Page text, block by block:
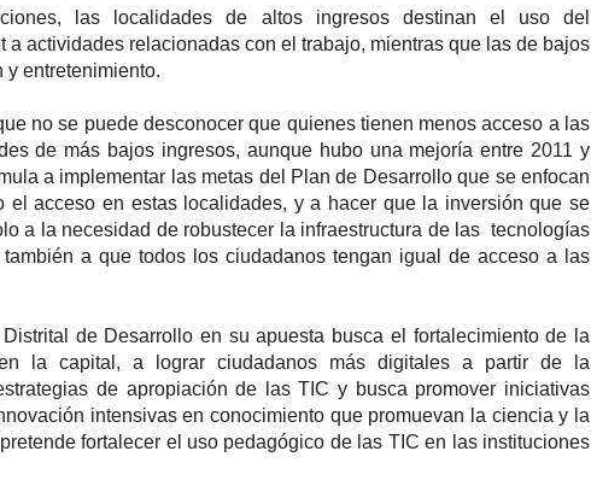
las localidades de altos ingresos destinan el uso del
a actividades relacionadas con el trabajo, mientras que las de bajos
y entretenimiento.
no se puede desconocer que quienes tienen menos acceso a las
de más bajos ingresos, aunque hubo una mejoría entre 2011 y
a implementar las metas del Plan de Desarrollo que se enfocan
el acceso en estas localidades, y a hacer que la inversión que se
a la necesidad de robustecer la infraestructura de las tecnologías
a que todos los ciudadanos tengan igual de acceso a las
de Desarrollo en su apuesta busca el fortalecimiento de la
en la capital, a lograr ciudadanos más digitales a partir de la
de apropiación de las TIC y busca promover iniciativas
intensivas en conocimiento que promuevan la ciencia y la
fortalecer el uso pedagógico de las TIC en las instituciones